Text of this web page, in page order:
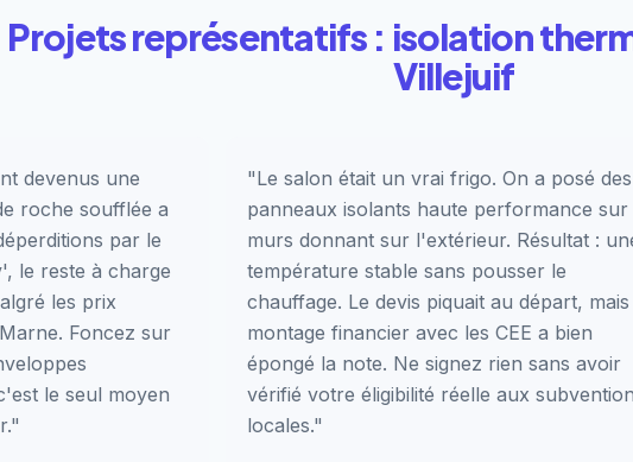
Projets représentatifs : isolation
Villejuif
devenus une
roche soufflée a
par le
le reste à charge
les prix
Foncez sur
le seul moyen
"Le salon était un vrai frigo. On a posé des
panneaux isolants haute performance sur
murs donnant sur l'extérieur. Résultat :
température stable sans pousser le
chauffage. Le devis piquait au départ, mais
montage financier avec les CEE a bien
épongé la note. Ne signez rien sans avoir
vérifié votre éligibilité réelle aux
locales."